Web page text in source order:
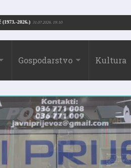
Drago Borić (1973.-2026.) 31.07.2026. 19:10
Gospodarstvo Kultura